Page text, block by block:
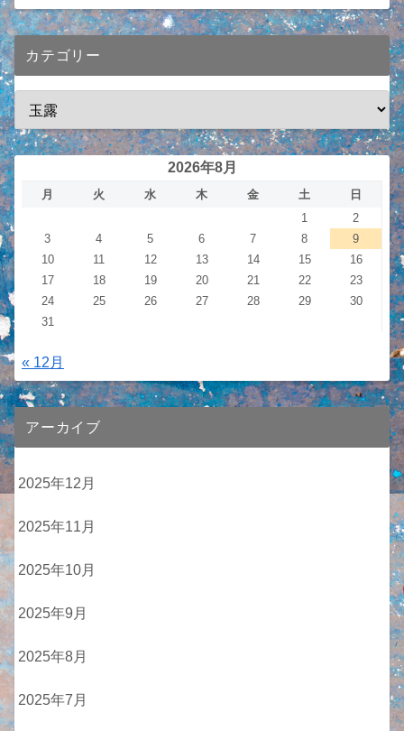
カテゴリー
2026年8月
月 火 水 木 金 土
日
1
2
3
4 5 6 7 8
9
10
11 12 13 14 15
16
17
18 19 20 21 22
23
24
25 26 27 28 29
30
31
« 12月
アーカイブ
2025年12月
2025年11月
2025年10月
2025年9月
2025年8月
2025年7月